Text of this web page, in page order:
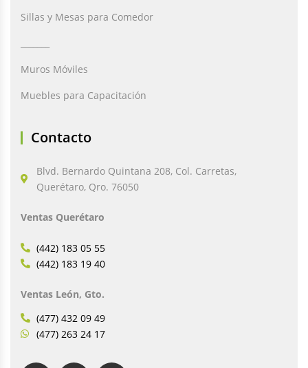
Sillas y Mesas para Comedor
Muros Móviles
Muebles para Capacitación
Contacto
Blvd. Bernardo Quintana 208, Col. Carretas,
Querétaro, Qro. 76050
Ventas Querétaro
(442) 183 05 55
(442) 183 19 40
Ventas León, Gto.
(477) 432 09 49
(477) 263 24 17